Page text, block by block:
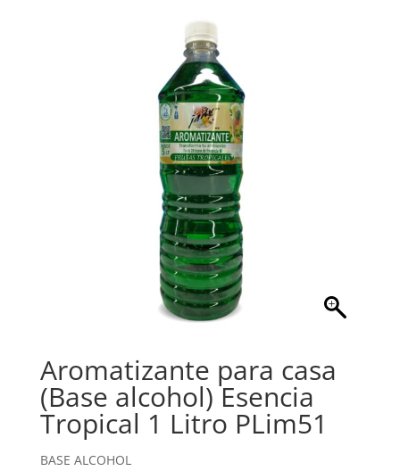
Aromatizante para casa
(Base alcohol) Esencia
Tropical 1 Litro PLim51
BASE ALCOHOL